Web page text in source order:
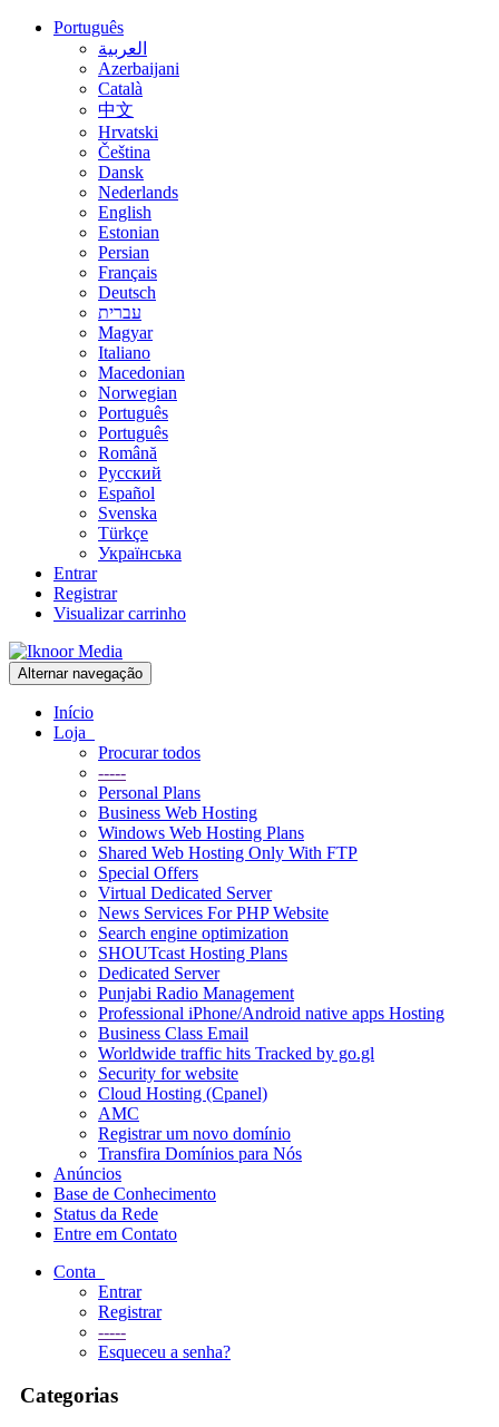
Português
العربية
Azerbaijani
Català
中文
Hrvatski
Čeština
Dansk
Nederlands
English
Estonian
Persian
Français
Deutsch
עברית
Magyar
Italiano
Macedonian
Norwegian
Português
Português
Română
Русский
Español
Svenska
Türkçe
Українська
Entrar
Registrar
Visualizar carrinho
Alternar navegação
Início
Loja
Procurar todos
-----
Personal Plans
Business Web Hosting
Windows Web Hosting Plans
Shared Web Hosting Only With FTP
Special Offers
Virtual Dedicated Server
News Services For PHP Website
Search engine optimization
SHOUTcast Hosting Plans
Dedicated Server
Punjabi Radio Management
Professional iPhone/Android native apps Hosting
Business Class Email
Worldwide traffic hits Tracked by go.gl
Security for website
Cloud Hosting (Cpanel)
AMC
Registrar um novo domínio
Transfira Domínios para Nós
Anúncios
Base de Conhecimento
Status da Rede
Entre em Contato
Conta
Entrar
Registrar
-----
Esqueceu a senha?
Categorias